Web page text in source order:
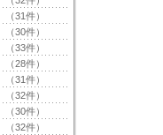
（31件）
（30件）
（33件）
（28件）
（31件）
（32件）
（30件）
（32件）